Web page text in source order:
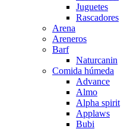
Juguetes
Rascadores
Arena
Areneros
Barf
Naturcanin
Comida húmeda
Advance
Almo
Alpha spirit
Applaws
Bubi